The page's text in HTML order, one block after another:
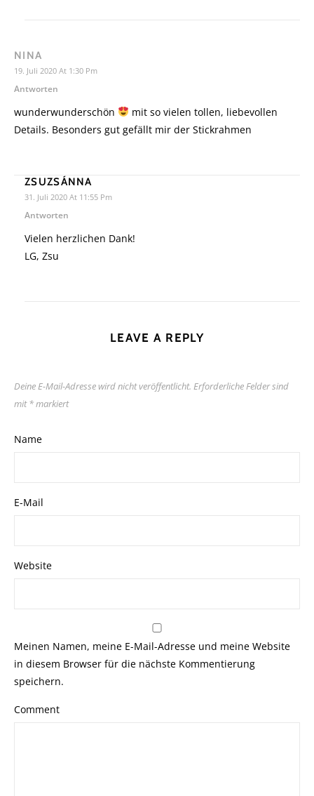
NINA
19. Juli 2020 At 1:30 Pm
Antworten
wunderwunderschön
mit so vielen tollen, liebevollen
Details. Besonders gut gefällt mir der Stickrahmen
ZSUZSÁNNA
31. Juli 2020 At 11:55 Pm
Antworten
Vielen herzlichen Dank!
LG, Zsu
LEAVE A REPLY
Deine E-Mail-Adresse wird nicht veröffentlicht. Erforderliche Felder sind
mit *markiert
Name
E-Mail
Website
Meinen Namen, meine E-Mail-Adresse und meine Website
in diesem Browser für die nächste Kommentierung
speichern.
Comment